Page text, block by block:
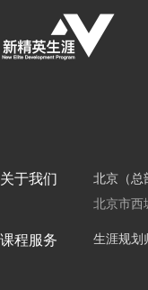
关于我们
北京（总
北京市西
课程服务 生涯规划